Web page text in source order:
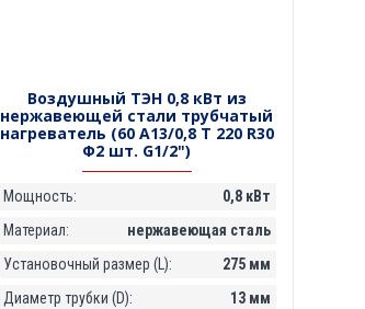
Воздушный ТЭН 0,8 кВт из
нержавеющей стали трубчатый
нагреватель (60 А13/0,8 Т 220 R30
Ф2 шт. G1/2")
Мощность:
0,8 кВт
Материал:
нержавеющая сталь
Установочный размер (L):
275 мм
Диаметр трубки (D):
13 мм